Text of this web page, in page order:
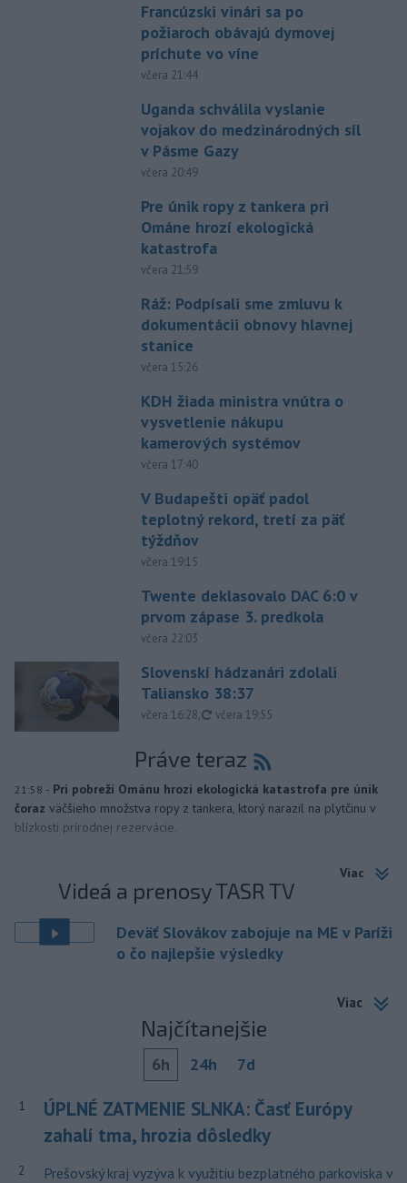
Francúzski vinári sa po
požiaroch obávajú dymovej
príchute vo víne
včera 21:44
Uganda schválila vyslanie
vojakov do medzinárodných síl
v Pásme Gazy
včera 20:49
Pre únik ropy z tankera pri
Ománe hrozí ekologická
katastrofa
včera 21:59
Ráž: Podpísali sme zmluvu k
dokumentácii obnovy hlavnej
stanice
včera 15:26
KDH žiada ministra vnútra o
vysvetlenie nákupu
kamerových systémov
včera 17:40
V Budapešti opäť padol
teplotný rekord, tretí za päť
týždňov
včera 19:15
Twente deklasovalo DAC 6:0 v
prvom zápase 3. predkola
včera 22:03
Slovenskí hádzanári zdolali
Taliansko 38:37
včera 16:28, aktualizované
včera 19:55
Práve teraz
21:58 - Pri pobreží Ománu hrozí ekologická katastrofa pre únik
čoraz väčšieho množstva ropy z tankera, ktorý narazil na plytčinu v
blízkosti prírodnej rezervácie.
Viac
Videá a prenosy TASR TV
Deväť Slovákov zabojuje na ME v Paríži
o čo najlepšie výsledky
Viac
Najčítanejšie
6h 24h 7d
1
ÚPLNÉ ZATMENIE SLNKA: Časť Európy
zahalí tma, hrozia dôsledky
2
Prešovský kraj vyzýva k využitiu bezplatného parkoviska v